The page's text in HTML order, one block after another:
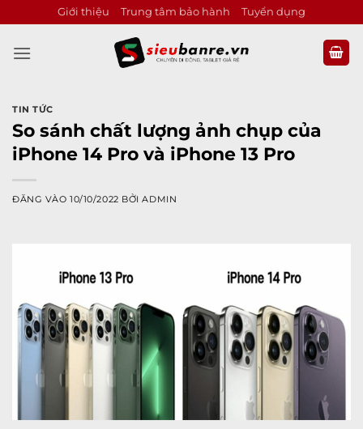
qua
nội
Giới thiệu Trung tâm bảo hành Tuyển dụng
TIN TỨC
So sánh chất lượng ảnh chụp của
iPhone 14 Pro và iPhone 13 Pro
ĐĂNG VÀO10/10/2022 BỞIADMIN